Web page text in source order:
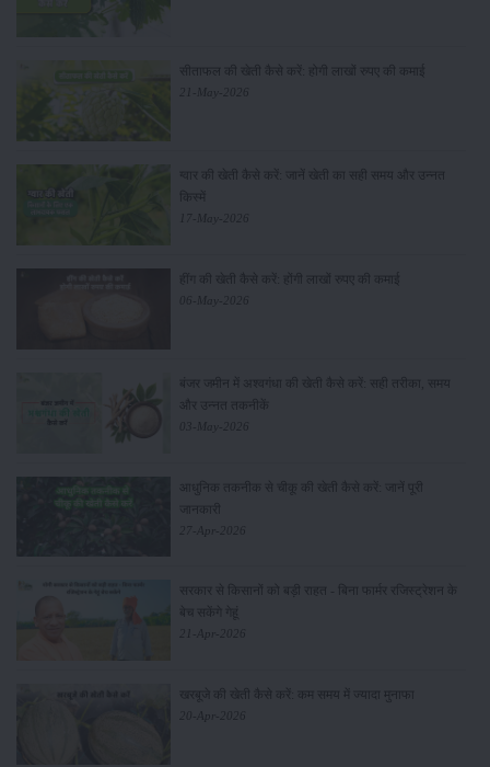
सीताफल की खेती कैसे करें: होगी लाखों रुपए की कमाई
21-May-2026
ग्वार की खेती कैसे करें: जानें खेती का सही समय और उन्नत
किस्में
17-May-2026
हींग की खेती कैसे करें: होंगी लाखों रुपए की कमाई
06-May-2026
बंजर जमीन में अश्वगंधा की खेती कैसे करें: सही तरीका, समय
और उन्नत तकनीकें
03-May-2026
आधुनिक तकनीक से चीकू की खेती कैसे करें: जानें पूरी
जानकारी
27-Apr-2026
सरकार से किसानों को बड़ी राहत - बिना फार्मर रजिस्ट्रेशन के
बेच सकेंगे गेहूं
21-Apr-2026
खरबूजे की खेती कैसे करें: कम समय में ज्यादा मुनाफा
20-Apr-2026